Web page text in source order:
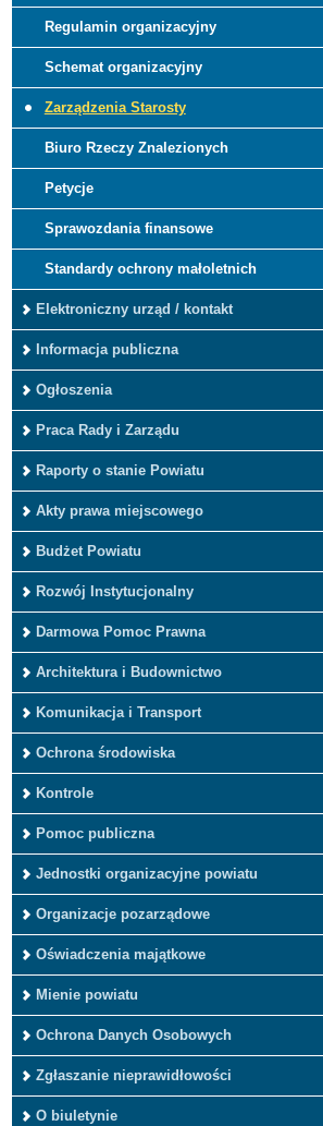
Regulamin organizacyjny
Schemat organizacyjny
Zarządzenia Starosty
Biuro Rzeczy Znalezionych
Petycje
Sprawozdania finansowe
Standardy ochrony małoletnich
Elektroniczny urząd / kontakt
Informacja publiczna
Ogłoszenia
Praca Rady i Zarządu
Raporty o stanie Powiatu
Akty prawa miejscowego
Budżet Powiatu
Rozwój Instytucjonalny
Darmowa Pomoc Prawna
Architektura i Budownictwo
Komunikacja i Transport
Ochrona środowiska
Kontrole
Pomoc publiczna
Jednostki organizacyjne powiatu
Organizacje pozarządowe
Oświadczenia majątkowe
Mienie powiatu
Ochrona Danych Osobowych
Zgłaszanie nieprawidłowości
O biuletynie